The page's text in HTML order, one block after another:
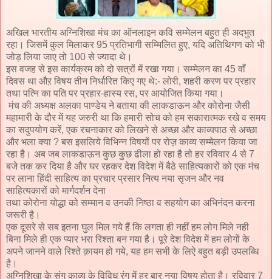
अखिल भारतीय अग्निशिखा मंच का ऑनलाइन कवि सम्मेलन बहुत ही अदभुत
रहा। जिसमें कुल मिलाकर 95 प्रतिभागी सम्मिलित हुए, यदि अतिथिगण को भी
जोड़ लिया जाए तो 100 से ज्यादा थे।
इस वजह से इस कार्यक्रम को दो सत्रों में रखा गया। सम्मेलन का 45 वाँ
दिवस था औऱ विषय तीन निर्धारित किए गए थे:- लोरी, शहरी करण पर प्रहार
तथा पत्नि का पति पर प्रहार-हास्य रस, पर आयोजित किया गया।
मंच की अध्यक्ष अलका पाण्डेय ने बताया की लाकडाऊन और कोरोना जैसी
महामारी के दौर में यह जरुरी था कि हमारी सोच को हम सकारात्मक रखे व समय
का सदुपयोग करें, एक रचनाकार को लिखने से अच्छा और काव्यपाठ से अच्छा
और भला क्या ? बस इसलिये विभिन्न विषयों पर रोज़ काव्य सम्मेलन किया जा
रहा है। अब जब लाकडाऊन कुछ कुछ ढीला हो रहा है तो हर रविवार 4 से 7
बजे तक कर दिया है और घर रहकर देश विदेश में बैठे साहित्यकारों को एक मंच
पर लाना हिंदी साहित्य का प्रचार प्रसार नित्य नया सृजन और नव
साहित्यकारों को मार्गदर्शन देना
तथा कोरोना योद्धा को सम्मान व उनकी निष्ठा व सहयोग का अभिनंदन करना
जरूरी है।
एक दूसरे से सब इतना घुल मिल गये हैं कि लगता ही नहीं हम लोग मिले नही
बिना मिले ही एक प्यार भरा रिश्ता बन गया है। पूरे देश विदेश में हम लोगों के
अपने जानने वाले रिश्ते क़ायम हो गये, यह हम सभी के लिऐ बहुत बड़ी उपलब्धि
है।
अग्निशिखा के संग काव्य के विविध रंग में हर बार नया विषय होता है। रविवार 7